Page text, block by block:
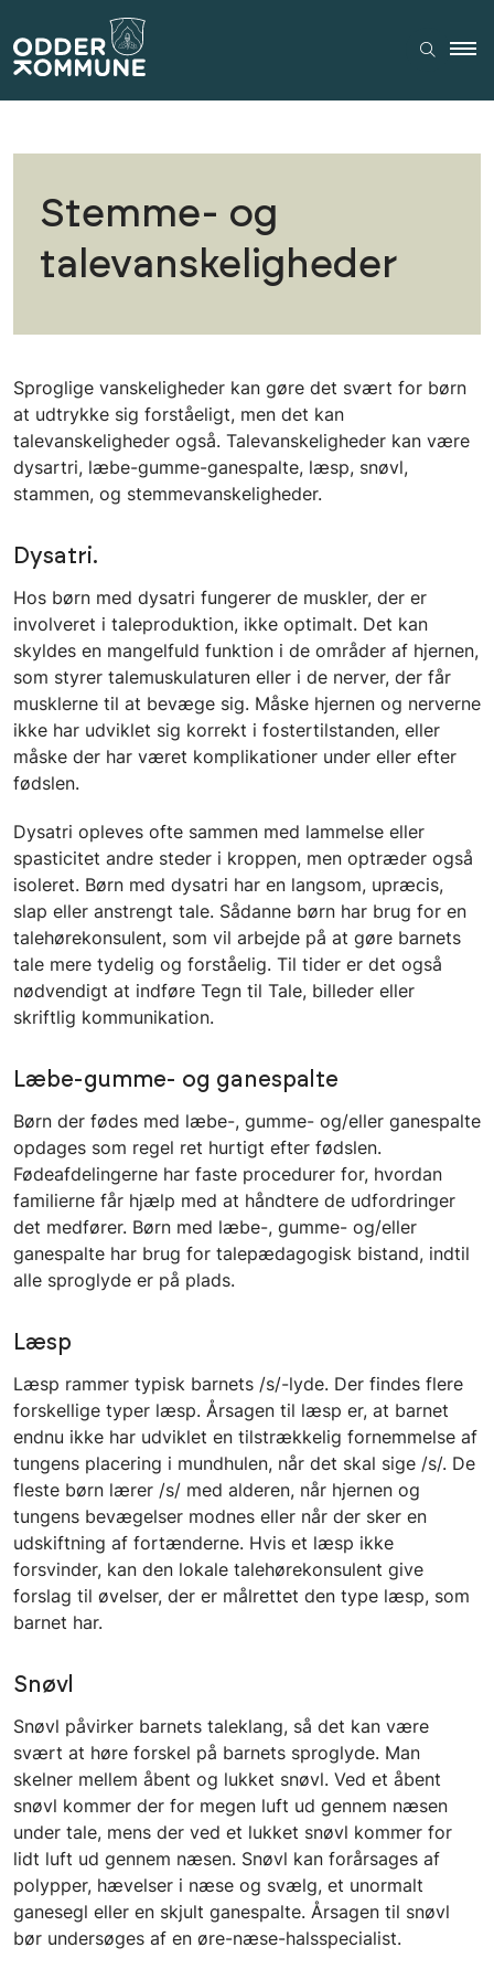
Stemme- og
talevanskeligheder
Sproglige vanskeligheder kan gøre det svært for børn
at udtrykke sig forståeligt, men det kan
talevanskeligheder også. Talevanskeligheder kan være
dysartri, læbe-gumme-ganespalte, læsp, snøvl,
stammen, og stemmevanskeligheder.
Dysatri.
Hos børn med dysatri fungerer de muskler, der er
involveret i taleproduktion, ikke optimalt. Det kan
skyldes en mangelfuld funktion i de områder af hjernen,
som styrer talemuskulaturen eller i de nerver, der får
musklerne til at bevæge sig. Måske hjernen og nerverne
ikke har udviklet sig korrekt i fostertilstanden, eller
måske der har været komplikationer under eller efter
fødslen.
Dysatri opleves ofte sammen med lammelse eller
spasticitet andre steder i kroppen, men optræder også
isoleret. Børn med dysatri har en langsom, upræcis,
slap eller anstrengt tale. Sådanne børn har brug for en
talehørekonsulent, som vil arbejde på at gøre barnets
tale mere tydelig og forståelig. Til tider er det også
nødvendigt at indføre Tegn til Tale, billeder eller
skriftlig kommunikation.
Læbe-gumme- og ganespalte
Børn der fødes med læbe-, gumme- og/eller ganespalte
opdages som regel ret hurtigt efter fødslen.
Fødeafdelingerne har faste procedurer for, hvordan
familierne får hjælp med at håndtere de udfordringer
det medfører. Børn med læbe-, gumme- og/eller
ganespalte har brug for talepædagogisk bistand, indtil
alle sproglyde er på plads.
Læsp
Læsp rammer typisk barnets /s/-lyde. Der findes flere
forskellige typer læsp. Årsagen til læsp er, at barnet
endnu ikke har udviklet en tilstrækkelig fornemmelse af
tungens placering i mundhulen, når det skal sige /s/. De
fleste børn lærer /s/ med alderen, når hjernen og
tungens bevægelser modnes eller når der sker en
udskiftning af fortænderne. Hvis et læsp ikke
forsvinder, kan den lokale talehørekonsulent give
forslag til øvelser, der er målrettet den type læsp, som
barnet har.
Snøvl
Snøvl påvirker barnets taleklang, så det kan være
svært at høre forskel på barnets sproglyde. Man
skelner mellem åbent og lukket snøvl. Ved et åbent
snøvl kommer der for megen luft ud gennem næsen
under tale, mens der ved et lukket snøvl kommer for
lidt luft ud gennem næsen. Snøvl kan forårsages af
polypper, hævelser i næse og svælg, et unormalt
ganesegl eller en skjult ganespalte. Årsagen til snøvl
bør undersøges af en øre-næse-halsspecialist.